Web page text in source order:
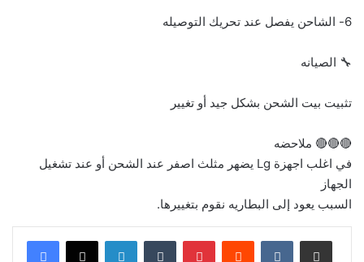
6- الشاحن يفصل عند تحريك التوصيله
🔧 الصيانه
تثبيت بيت الشحن بشكل جيد أو تغيير
🔴🔴🔴 ملاحضه
في اغلب اجهزة Lg يضهر مثلث اصفر عند الشحن أو عند تشغيل
الجهاز
السبب يعود إلى البطاريه نقوم بتغييرها.